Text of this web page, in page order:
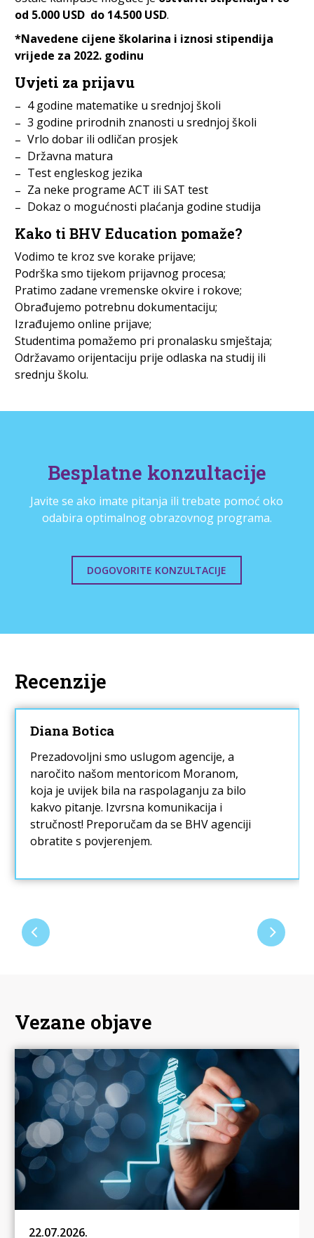
od 5.000 USD do 14.500 USD.
*Navedene cijene školarina i iznosi stipendija
vrijede za 2022. godinu
Uvjeti za prijavu
4 godine matematike u srednjoj školi
3 godine prirodnih znanosti u srednjoj školi
Vrlo dobar ili odličan prosjek
Državna matura
Test engleskog jezika
Za neke programe ACT ili SAT test
Dokaz o mogućnosti plaćanja godine studija
Kako ti BHV Education pomaže?
Vodimo te kroz sve korake prijave;
Podrška smo tijekom prijavnog procesa;
Pratimo zadane vremenske okvire i rokove;
Obrađujemo potrebnu dokumentaciju;
Izrađujemo online prijave;
Studentima pomažemo pri pronalasku smještaja;
Održavamo orijentaciju prije odlaska na studij ili
srednju školu.
Besplatne konzultacije
Javite se ako imate pitanja ili trebate pomoć oko
odabira optimalnog obrazovnog programa.
DOGOVORITE KONZULTACIJE
Recenzije
Diana Botica
Prezadovoljni smo uslugom agencije, a
naročito našom mentoricom Moranom,
koja je uvijek bila na raspolaganju za bilo
kakvo pitanje. Izvrsna komunikacija i
stručnost! Preporučam da se BHV agenciji
obratite s povjerenjem.
Vezane objave
22.07.2026.